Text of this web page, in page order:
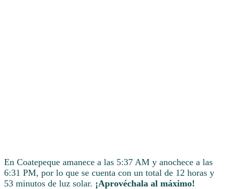
En Coatepeque amanece a las 5:37 AM y anochece a las
6:31 PM, por lo que se cuenta con un total de 12 horas y
53 minutos de luz solar. ¡Aprovéchala al máximo!